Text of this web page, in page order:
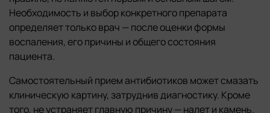
Необходимость и выбор конкретного препарата
определяет только врач — после оценки формы
воспаления, его причины и общего состояния
пациента.
Самостоятельный прием антибиотиков может смазать
клиническую картину, затруднив диагностику. Кроме
того, не устраняет главную причину — налет и камень.